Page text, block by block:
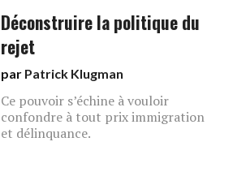
Déconstruire la politique du
rejet
par Patrick Klugman
Ce pouvoir s’échine à vouloir
confondre à tout prix immigration
et délinquance.